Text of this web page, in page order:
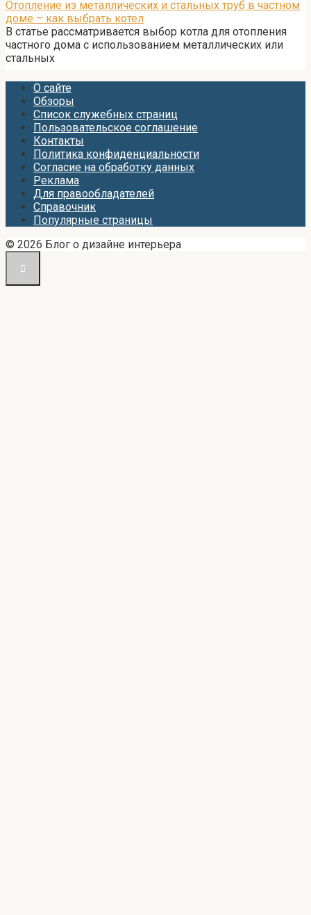
Отопление из металлических и стальных труб в частном
доме – как выбрать котел
В статье рассматривается выбор котла для отопления
частного дома с использованием металлических или
стальных
О сайте
Обзоры
Список служебных страниц
Пользовательское соглашение
Контакты
Политика конфиденциальности
Согласие на обработку данных
Реклама
Для правообладателей
Справочник
Популярные страницы
© 2026 Блог о дизайне интерьера